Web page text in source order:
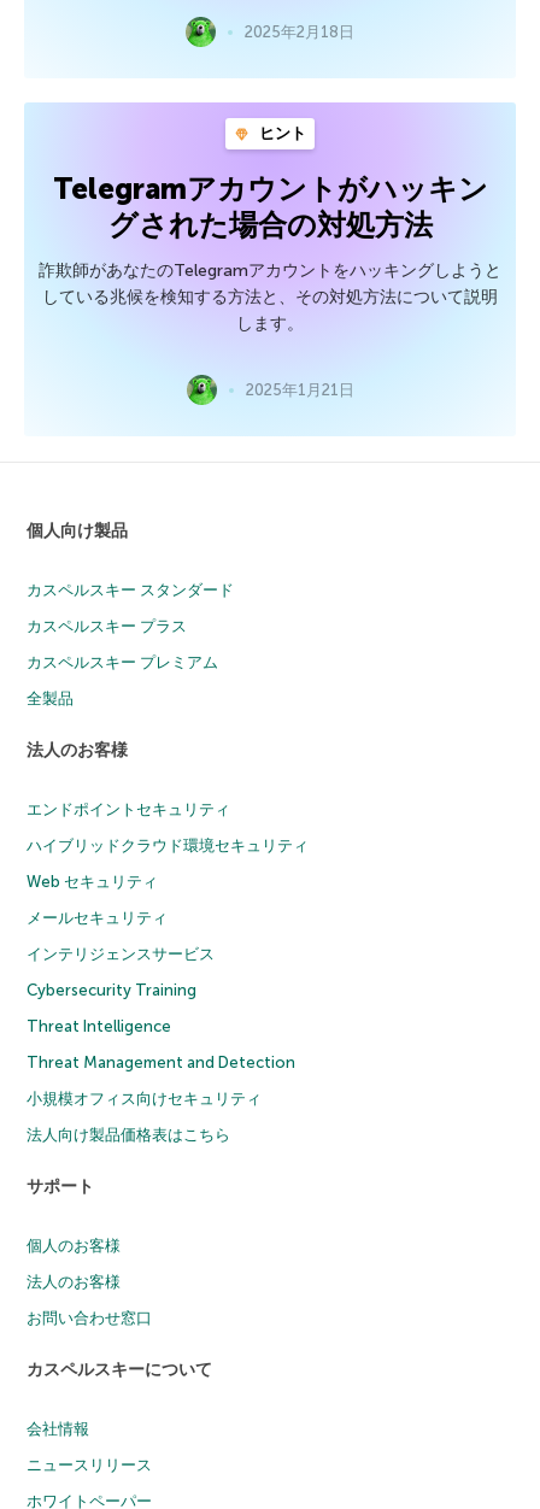
2025年2月18日
ヒント
Telegramアカウントがハッキン
グされた場合の対処方法
詐欺師があなたのTelegramアカウントをハッキングしようと
している兆候を検知する方法と、その対処方法について説明
します。
2025年1月21日
個人向け製品
カスペルスキー スタンダード
カスペルスキー プラス
カスペルスキー プレミアム
全製品
法人のお客様
エンドポイントセキュリティ
ハイブリッドクラウド環境セキュリティ
Web セキュリティ
メールセキュリティ
インテリジェンスサービス
Cybersecurity Training
Threat Intelligence
Threat Management and Detection
小規模オフィス向けセキュリティ
法人向け製品価格表はこちら
サポート
個人のお客様
法人のお客様
お問い合わせ窓口
カスペルスキーについて
会社情報
ニュースリリース
ホワイトペーパー